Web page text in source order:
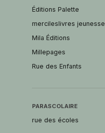
Éditions Palette
mercileslivres jeunesse
Mila Éditions
Millepages
Rue des Enfants
PARASCOLAIRE
rue des écoles